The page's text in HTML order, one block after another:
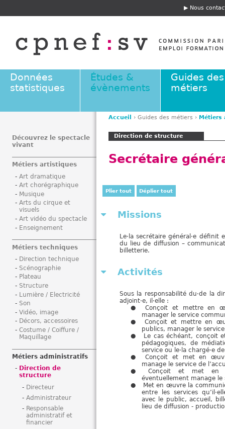
E
t
ê
e
Nous
Données
statistiques
Études &
évènements
Guides des
métiers
s
e
Accueil › Guides des métiers ›
Direction de structure
Secrétaire
Plier tout Déplier tout
Missions
Le·la secrétaire général·e
du lieu de diffusion –
billetterie.
Activités
Sous la responsabilité du·de la
adjoint·e, il·elle :
Conçoit et mettre en
manager le service
Conçoit et mettre en
publics, manager le
Le cas échéant, conçoit
pédagogiques, de
service ou le·la chargé·e
Conçoit et met en
manage le service de
Conçoit et met en
éventuellement manage le
Met en œuvre la
entre les services
avec le public, accueil,
lieu de diffusion -
Découvrez le spectacle
vivant
Métiers artistiques
Art dramatique
Art chorégraphique
Musique
Arts du cirque et
visuels
Art vidéo du spectacle
Enseignement
Métiers techniques
Direction technique
Scénographie
Plateau
Structure
Lumière / Electricité
Son
Vidéo, image
Décors, accessoires
Costume / Coiffure /
Maquillage
Métiers administratifs
Direction de
structure
Directeur
Administrateur
Responsable
administratif et
financier